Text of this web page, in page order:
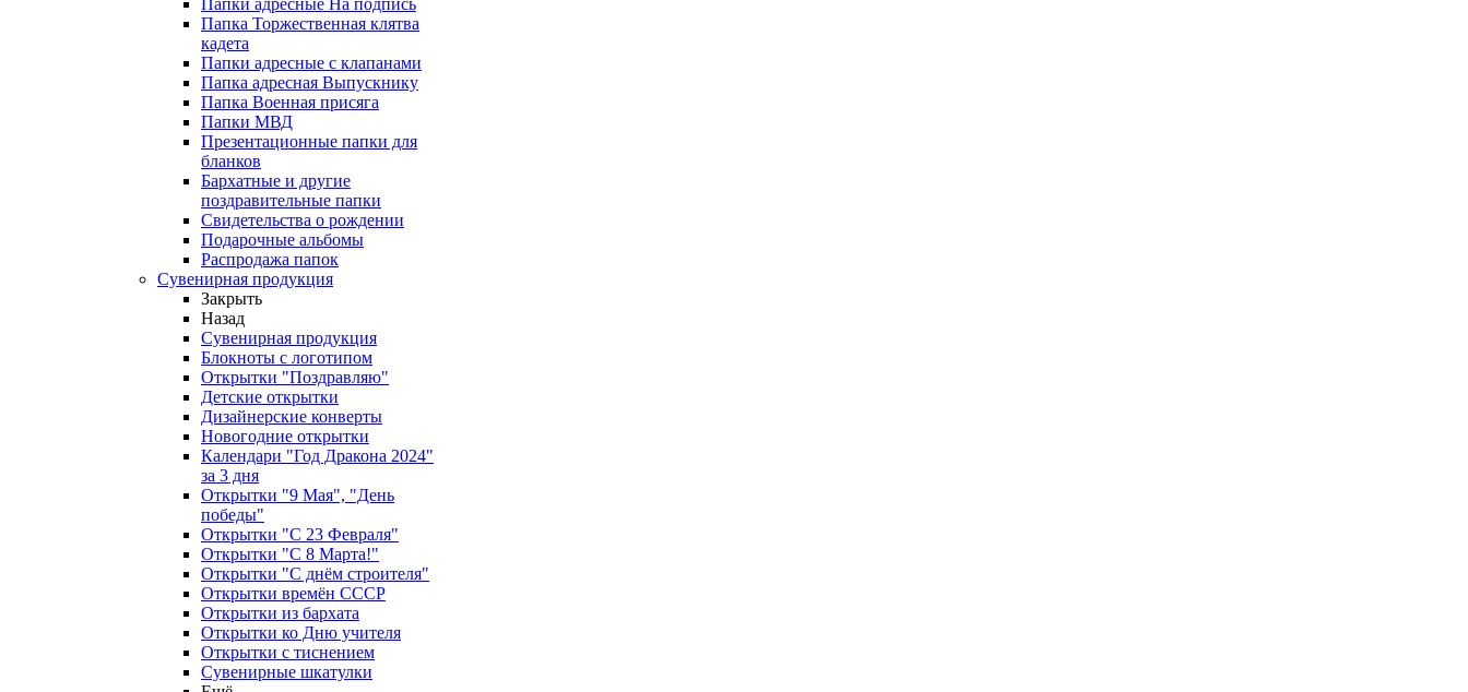
Папка Торжественная клятва
кадета
Папки адресные с клапанами
Папка адресная Выпускнику
Папка Военная присяга
Папки МВД
Презентационные папки для
бланков
Бархатные и другие
поздравительные папки
Свидетельства о рождении
Подарочные альбомы
Распродажа папок
Сувенирная продукция
Закрыть
Назад
Сувенирная продукция
Блокноты с логотипом
Открытки "Поздравляю"
Детские открытки
Дизайнерские конверты
Новогодние открытки
Календари "Год Дракона 2024"
за 3 дня
Открытки "9 Мая", "День
победы"
Открытки "С 23 Февраля"
Открытки "С 8 Марта!"
Открытки "С днём строителя"
Открытки времён СССР
Открытки из бархата
Открытки ко Дню учителя
Открытки с тиснением
Сувенирные шкатулки